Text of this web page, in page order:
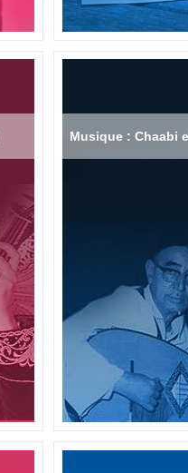
Musique : Chaabi